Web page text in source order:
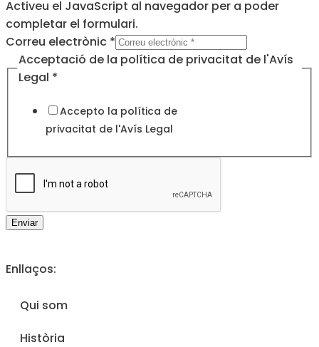
Activeu el JavaScript al navegador per a poder
completar el formulari.
l'Avís
de
Correu electrònic *
Acceptació de la política de privacitat de l'Avís
Legal *
Accepto la política de
privacitat de l'Avís Legal
Enviar
Enllaços:
Qui som
Història